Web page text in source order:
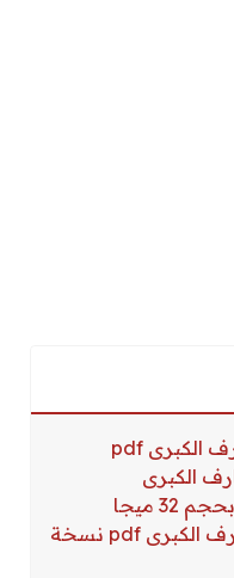
4 تحميل كتاب شمس المعارف الكبرى pdf نسخة